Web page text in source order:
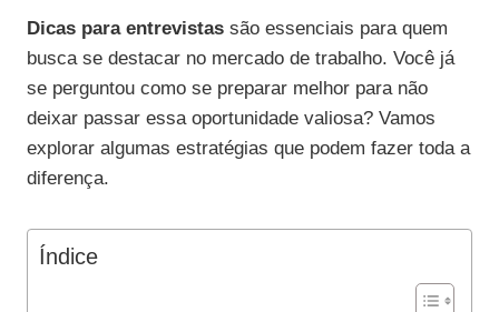
Dicas para entrevistas são essenciais para quem
busca se destacar no mercado de trabalho. Você já
se perguntou como se preparar melhor para não
deixar passar essa oportunidade valiosa? Vamos
explorar algumas estratégias que podem fazer toda a
diferença.
Índice